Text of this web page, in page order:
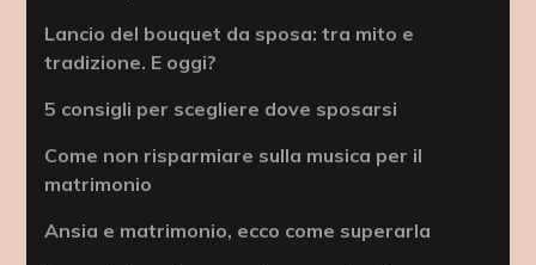
Lancio del bouquet da sposa: tra mito e
tradizione. E oggi?
5 consigli per scegliere dove sposarsi
Come non risparmiare sulla musica per il
matrimonio
Ansia e matrimonio, ecco come superarla